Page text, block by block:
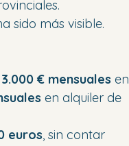
sido más visible.
3.000 € mensuales en
en alquiler de
euros, sin contar